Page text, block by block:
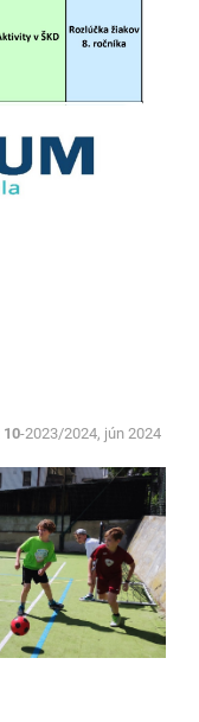
10-2023/2024, jún 2024